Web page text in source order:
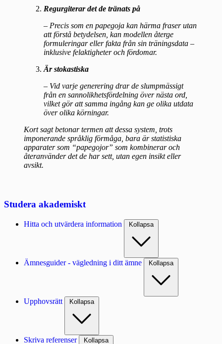
Regurgiterar det de tränats på
– Precis som en papegoja kan härma fraser utan
att förstå betydelsen, kan modellen återge
formuleringar eller fakta från sin träningsdata –
inklusive felaktigheter och fördomar.
Är stokastiska
– Vid varje generering drar de slumpmässigt
från en sannolikhetsfördelning över nästa ord,
vilket gör att samma ingång kan ge olika utdata
över olika körningar.
Kort sagt betonar termen att dessa system, trots
imponerande språklig förmåga, bara är statistiska
apparater som “papegojor” som kombinerar och
återanvänder det de har sett, utan egen insikt eller
avsikt.
Studera akademiskt
Hitta och utvärdera information Kollapsa
Ämnesguider - vägledning i ditt ämne Kollapsa
Upphovsrätt Kollapsa
Skriva referenser Kollapsa